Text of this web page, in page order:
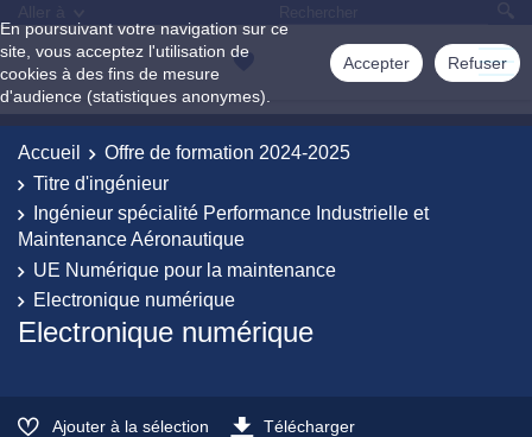
En poursuivant votre navigation sur ce
site, vous acceptez l'utilisation de
cookies à des fins de mesure
d'audience (statistiques anonymes).
Accepter Refuser
Accueil
Offre de formation 2024-2025
Titre d'ingénieur
Ingénieur spécialité Performance Industrielle et
Maintenance Aéronautique
UE Numérique pour la maintenance
Electronique numérique
Electronique numérique
Ajouter à la sélection Télécharger